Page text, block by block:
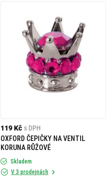
119 Kč s DPH
OXFORD ČEPIČKY NA VENTIL
KORUNA RŮŽOVÉ
Skladem
V 3 prodejnách